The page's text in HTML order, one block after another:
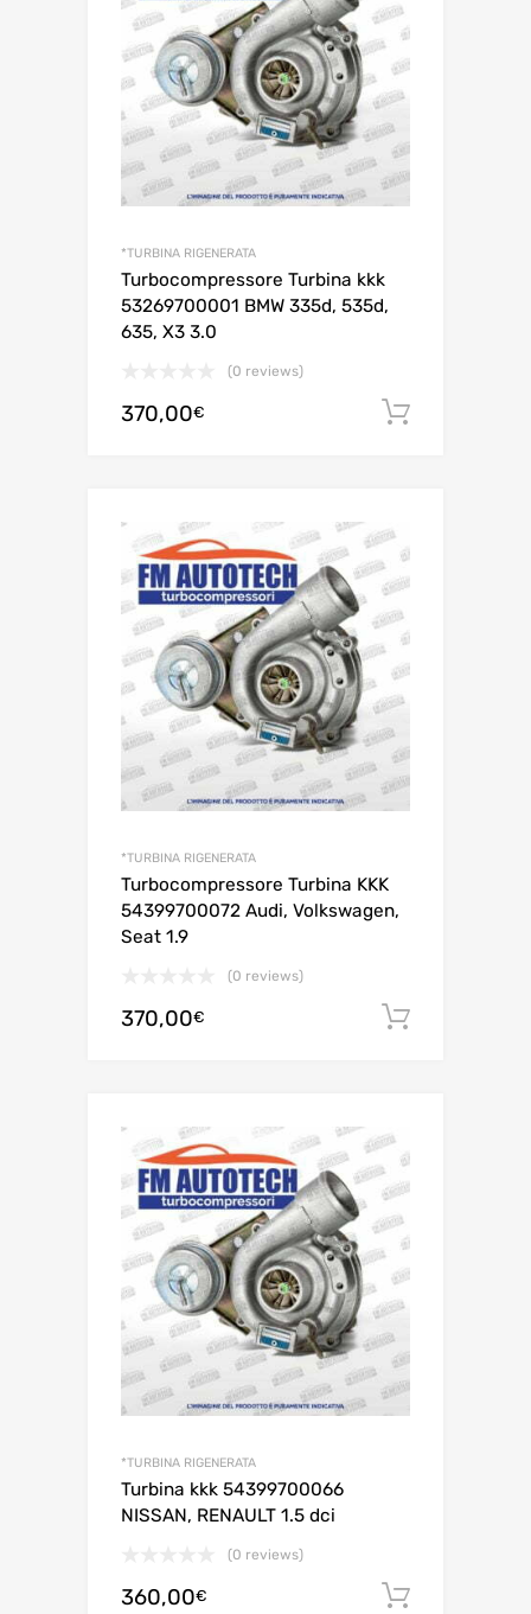
*TURBINA RIGENERATA
Turbocompressore Turbina kkk
53269700001 BMW 335d, 535d,
635, X3 3.0
(0 reviews)
370,00€
*TURBINA RIGENERATA
Turbocompressore Turbina KKK
54399700072 Audi, Volkswagen,
Seat 1.9
(0 reviews)
370,00€
*TURBINA RIGENERATA
Turbina kkk 54399700066
NISSAN, RENAULT 1.5 dci
(0 reviews)
360,00€